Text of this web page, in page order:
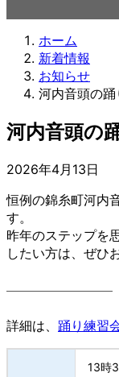
ホーム
新着情報
お知らせ
河内音頭の踊
河内音頭の
2026年4月13日
恒例の錦糸町河内
す。
昨年のステップを
したい方は、ぜひ
詳細は、 踊り練習
13時